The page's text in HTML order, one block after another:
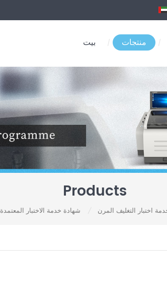
بيت / منتجات /
Products
اختبار التغليف المرن شهادة خدمة الاختبار المعتمدة